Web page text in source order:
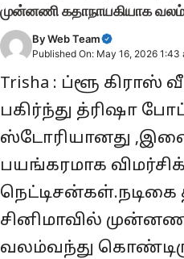
முன்னணி கதாநாயகியாக
ByWeb Team
Published On: May 16, 2026 1:43
Trisha : ப்ளூ
பகிர்ந்து த்ரிஷா
ஸ்டோரியானது
பயங்கரமாக
நெட்டிசன்கள்.நடிகை
சினிமாவில்
வலம்வந்து